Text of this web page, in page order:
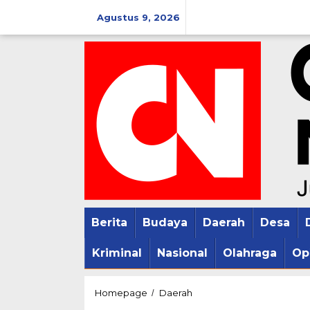
konten
Agustus 9, 2026
Berita Budaya Daerah Desa
Kriminal Nasional Olahraga
Homepage / Daerah